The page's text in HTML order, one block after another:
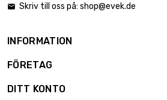
délka : 0.75 Meter
 Skriv till oss på: shop@evek.de
INFORMATION
FÖRETAG
DITT KONTO